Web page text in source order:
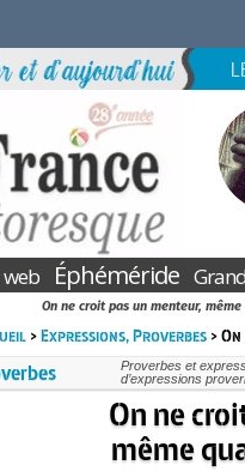
web Éphéméride
On ne croit pas un menteur,
>Expressions, Proverbes> On
Proverbes et
d’expressions
On ne
même